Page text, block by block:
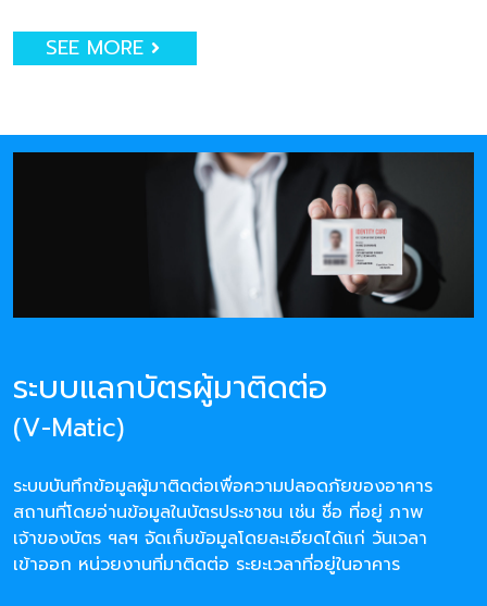
SEE MORE
ระบบแลกบัตรผู้มาติดต่อ
(V-Matic)
ระบบบันทึกข้อมูลผู้มาติดต่อเพื่อความปลอดภัยของอาคาร
สถานที่โดยอ่านข้อมูลในบัตรประชาชน เช่น ชื่อ ที่อยู่ ภาพ
เจ้าของบัตร ฯลฯ จัดเก็บข้อมูลโดยละเอียดได้แก่ วันเวลา
เข้าออก หน่วยงานที่มาติดต่อ ระยะเวลาที่อยู่ในอาคาร